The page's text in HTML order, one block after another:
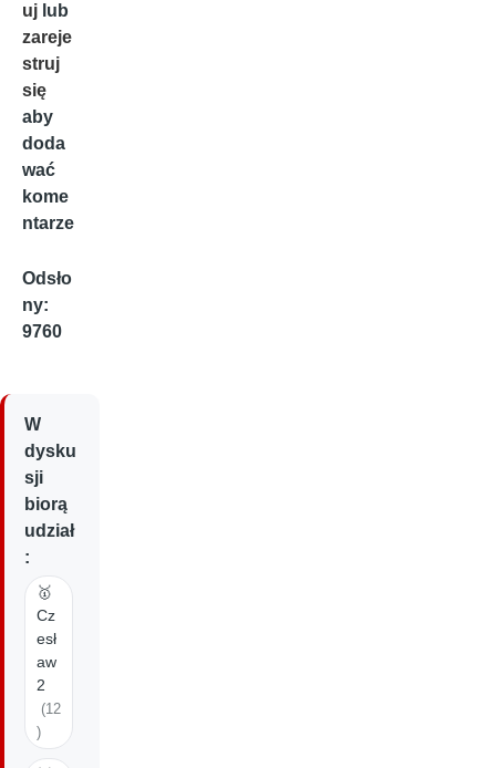
uj lub
zareje
struj
się
aby
doda
wać
kome
ntarze
Odsło
ny:
9760
W
dysku
sji
biorą
udział
:
🥇
Cz
esł
aw
2
(12
)